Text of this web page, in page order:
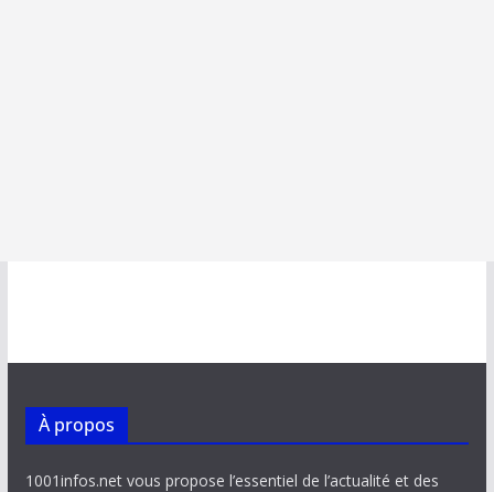
À propos
1001infos.net vous propose l’essentiel de l’actualité et des